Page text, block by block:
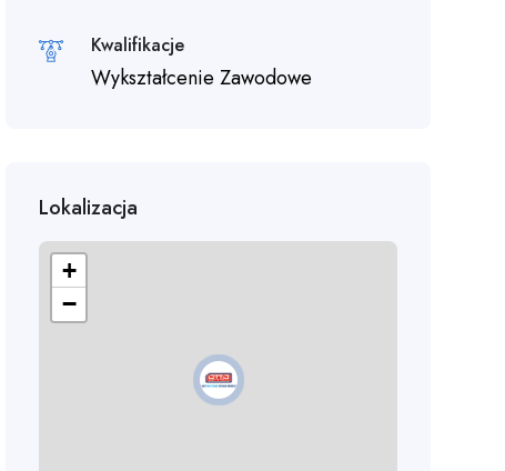
Kwalifikacje
Wykształcenie Zawodowe
Lokalizacja
+
−